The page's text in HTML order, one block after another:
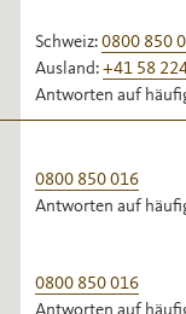
Schweiz: 0800 850
Ausland: +41 58
Antworten auf
0800 850 016
Antworten auf
0800 850 016